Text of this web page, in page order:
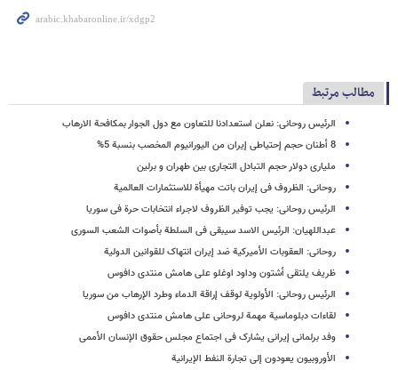
مطالب مرتبط
الرئیس روحانی: نعلن استعدادنا للتعاون مع دول الجوار بمکافحة الارهاب
8 أطنان حجم إحتیاطی إیران من الیورانیوم المخصب بنسبة 5%
ملیاری دولار حجم التبادل التجاری بین طهران و برلین
روحانی: الظروف فی إیران باتت مهیأة للاستثمارات العالمیة
الرئیس روحانی: یجب توفیر الظروف لاجراء انتخابات حرة فی سوریا
عبداللهیان: الرئیس الاسد سیبقی فی السلطة بأصوات الشعب السوری
روحانی:‌ العقوبات الأمیرکیة ضد إیران انتهاک للقوانین الدولیة
ظریف یلتقی أشتون وداود اوغلو علی هامش منتدی دافوس
الرئیس روحانی: الأولویة لوقف إراقة الدماء وطرد الإرهاب من سوریا
لقاءات دبلوماسیة مهمة لروحانی علی هامش منتدی دافوس
وفد برلمانی إیرانی یشارک فی اجتماع مجلس حقوق الإنسان الأممی
الأوروبیون یعودون إلى تجارة النفط الإیرانیة